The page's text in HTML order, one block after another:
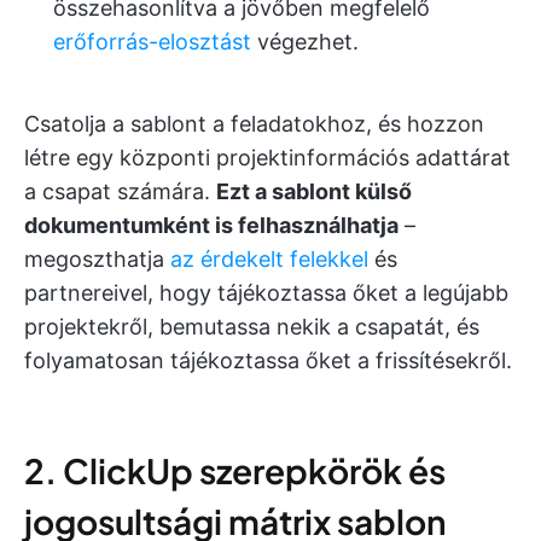
összehasonlítva a jövőben megfelelő
erőforrás-elosztást végezhet.
Csatolja a sablont a feladatokhoz, és hozzon
létre egy központi projektinformációs adattárat
a csapat számára. Ezt a sablont külső
dokumentumként is felhasználhatja –
megoszthatja az érdekelt felekkel és
partnereivel, hogy tájékoztassa őket a legújabb
projektekről, bemutassa nekik a csapatát, és
folyamatosan tájékoztassa őket a frissítésekről.
2. ClickUp szerepkörök és
jogosultsági mátrix sablon